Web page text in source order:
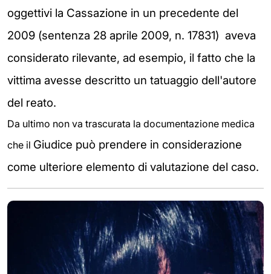
oggettivi la Cassazione in un precedente del
2009 (sentenza 28 aprile 2009, n. 17831) aveva
considerato rilevante, ad esempio, il fatto che la
vittima avesse descritto un tatuaggio dell'autore
del reato.
Da ultimo non va trascurata la documentazione medica
che il Giudice può prendere in considerazione
come ulteriore elemento di valutazione del caso.